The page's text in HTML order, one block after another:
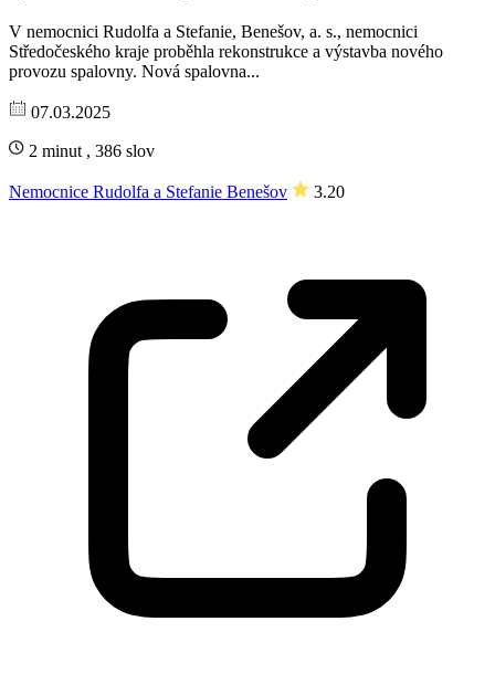
V nemocnici Rudolfa a Stefanie, Benešov, a. s., nemocnici
Středočeského kraje proběhla rekonstrukce a výstavba nového
provozu spalovny. Nová spalovna...
07.03.2025
2 minut , 386 slov
Nemocnice Rudolfa a Stefanie Benešov 3.20